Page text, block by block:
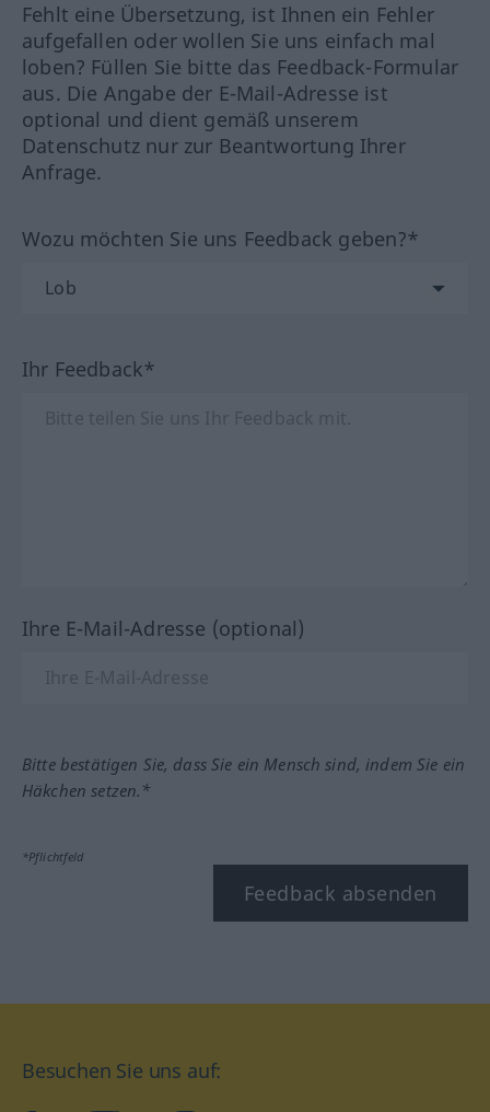
Fehlt eine Übersetzung, ist Ihnen ein Fehler
aufgefallen oder wollen Sie uns einfach mal
loben? Füllen Sie bitte das Feedback-Formular
aus. Die Angabe der E-Mail-Adresse ist
optional und dient gemäß unserem
Datenschutz nur zur Beantwortung Ihrer
Anfrage.
Wozu möchten Sie uns Feedback geben?*
Ihr Feedback*
Ihre E-Mail-Adresse (optional)
Bitte bestätigen Sie, dass Sie ein Mensch sind, indem Sie ein
Häkchen setzen.*
*Pflichtfeld
Feedback absenden
Besuchen Sie uns auf: